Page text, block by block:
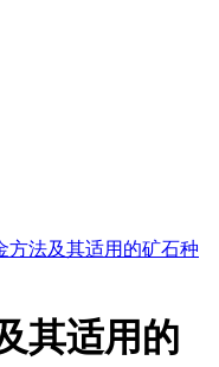
方法及其适用的矿石种
其适用的